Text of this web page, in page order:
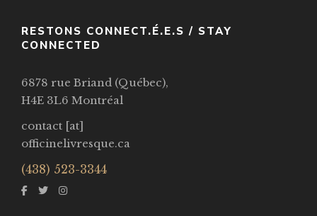
RESTONS CONNECT.É.E.S / STAY
CONNECTED
6878 rue Briand (Québec),
H4E 3L6 Montréal
contact [at]
officinelivresque.ca
(438) 523-3344